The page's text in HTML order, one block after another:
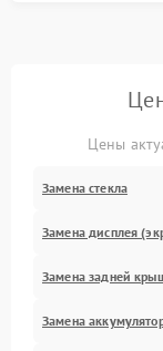
Цены
Замена стекла
Замена дисплея
Замена задней
Замена